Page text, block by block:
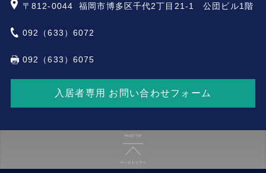
〒812-0044 福岡市博多区千代2丁目21-1 公団ビル1階
092（633）6072
092（633）6075
入居者専用 お問い合わせフォーム